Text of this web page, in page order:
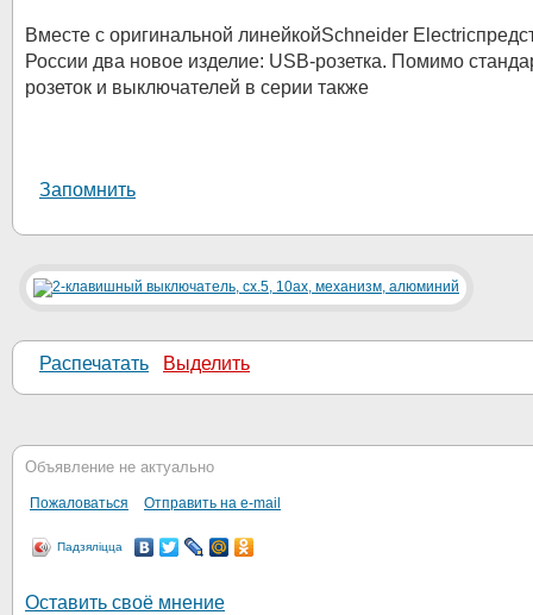
Вместе с оригинальной линейкойSchneider
России два новое изделие: USB-розетка. Помимо
розеток и выключателей в серии также
Запомнить
Распечатать Выделить
Объявление не актуально
Пожаловаться Отправить на e-mail
Падзяліцца
Оставить своё мнение